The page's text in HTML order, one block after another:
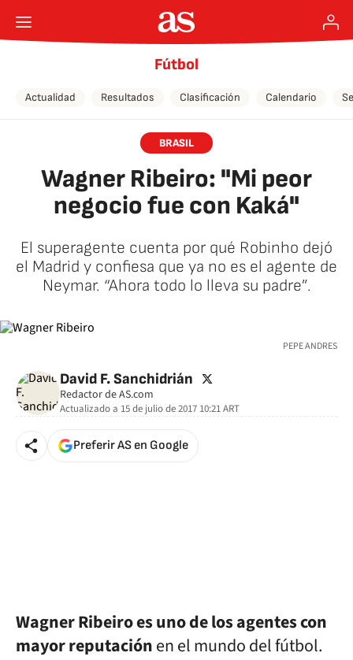
Fútbol
Actualidad Resultados Clasificación Calendario
BRASIL
Wagner Ribeiro: "Mi peor
negocio fue con Kaká"
El superagente cuenta por qué Robinho dejó
el Madrid y confiesa que ya no es el agente de
Neymar. “Ahora todo lo lleva su padre”.
PEPE ANDRES
David F. Sanchidrián twitter
Redactor de AS.com
Actualizado a 15 de julio de 2017 10:21ART
Preferir AS en Google
Wagner Ribeiro es uno de los agentes con
mayor reputaciónen el mundo del fútbol.